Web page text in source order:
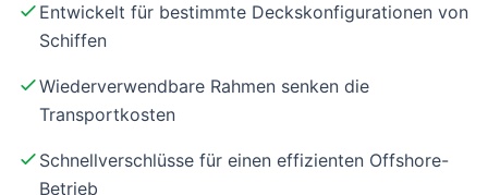
Entwickelt für bestimmte Deckskonfigurationen von
Schiffen
Wiederverwendbare Rahmen senken die
Transportkosten
Schnellverschlüsse für einen effizienten Offshore-
Betrieb